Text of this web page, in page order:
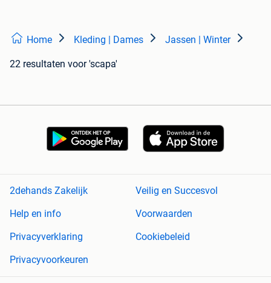
Home Kleding | Dames Jassen | Winter
22 resultaten voor 'scapa'
2dehands Zakelijk
Veilig en Succesvol
Help en info
Voorwaarden
Privacyverklaring
Cookiebeleid
Privacyvoorkeuren